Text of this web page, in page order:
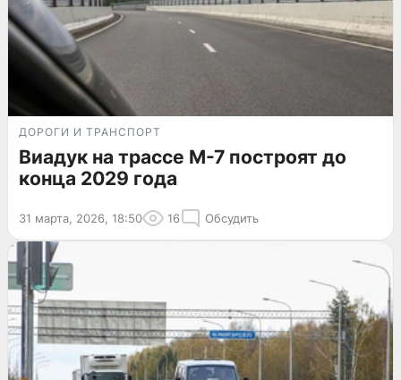
ДОРОГИ И ТРАНСПОРТ
Виадук на трассе М-7 построят до
конца 2029 года
31 марта, 2026, 18:50 16 Обсудить